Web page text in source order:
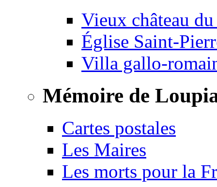
Vieux château
Église Saint-
Villa gallo-
Mémoire de
Cartes postales
Les Maires
Les morts pour la